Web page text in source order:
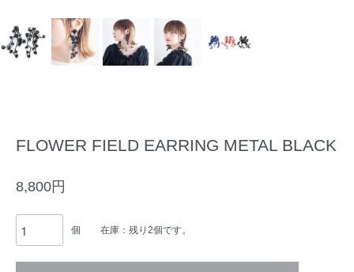
FLOWER FIELD EARRING METAL BLACK
8,800円
個 在庫：残り2個です。